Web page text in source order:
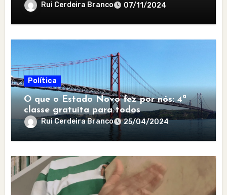
Rui Cerdeira Branco 07/11/2024
Política
O que o Estado Novo fez por nós: 4ª
classe gratuita para todos
Rui Cerdeira Branco 25/04/2024